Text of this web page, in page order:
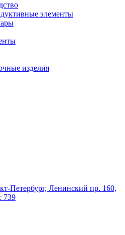
элементы
изделия
Петербург, Ленинский пр. 160,
739